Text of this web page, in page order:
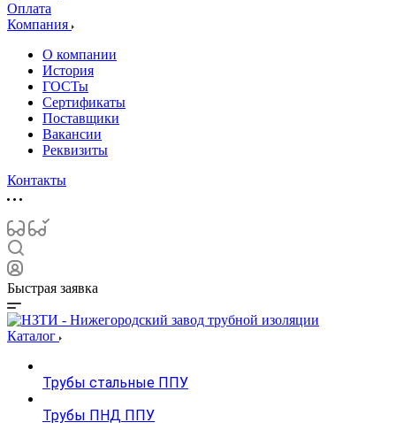
Оплата
Компания
О компании
История
ГОСТы
Сертификаты
Поставщики
Вакансии
Реквизиты
Контакты
Быстрая заявка
Каталог
Трубы стальные ППУ
Трубы ПНД ППУ